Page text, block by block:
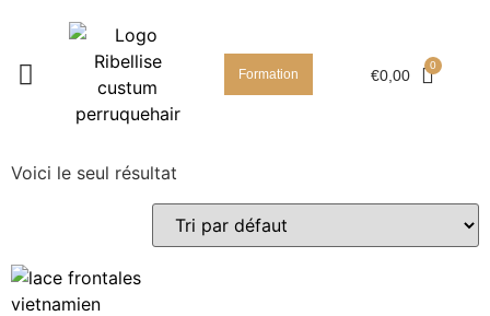
Formation €0,00
Voici le seul résultat